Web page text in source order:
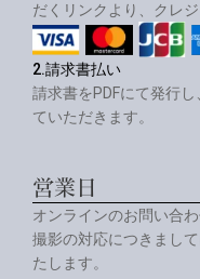
だくリンクより、クレ
2.請求書払い
請求書をPDFにて発行
ていただきます。
営業日
オンラインのお問い合
撮影の対応につきまし
たします。